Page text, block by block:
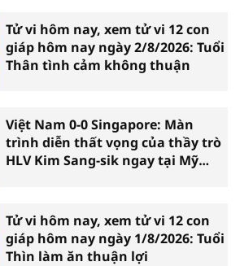
Tử vi hôm nay, xem tử vi 12 con
giáp hôm nay ngày 2/8/2026: Tuổi
Thân tình cảm không thuận
Việt Nam 0-0 Singapore: Màn
trình diễn thất vọng của thầy trò
HLV Kim Sang-sik ngay tại Mỹ
Tử vi hôm nay, xem tử vi 12 con
giáp hôm nay ngày 1/8/2026: Tuổi
Thìn làm ăn thuận lợi